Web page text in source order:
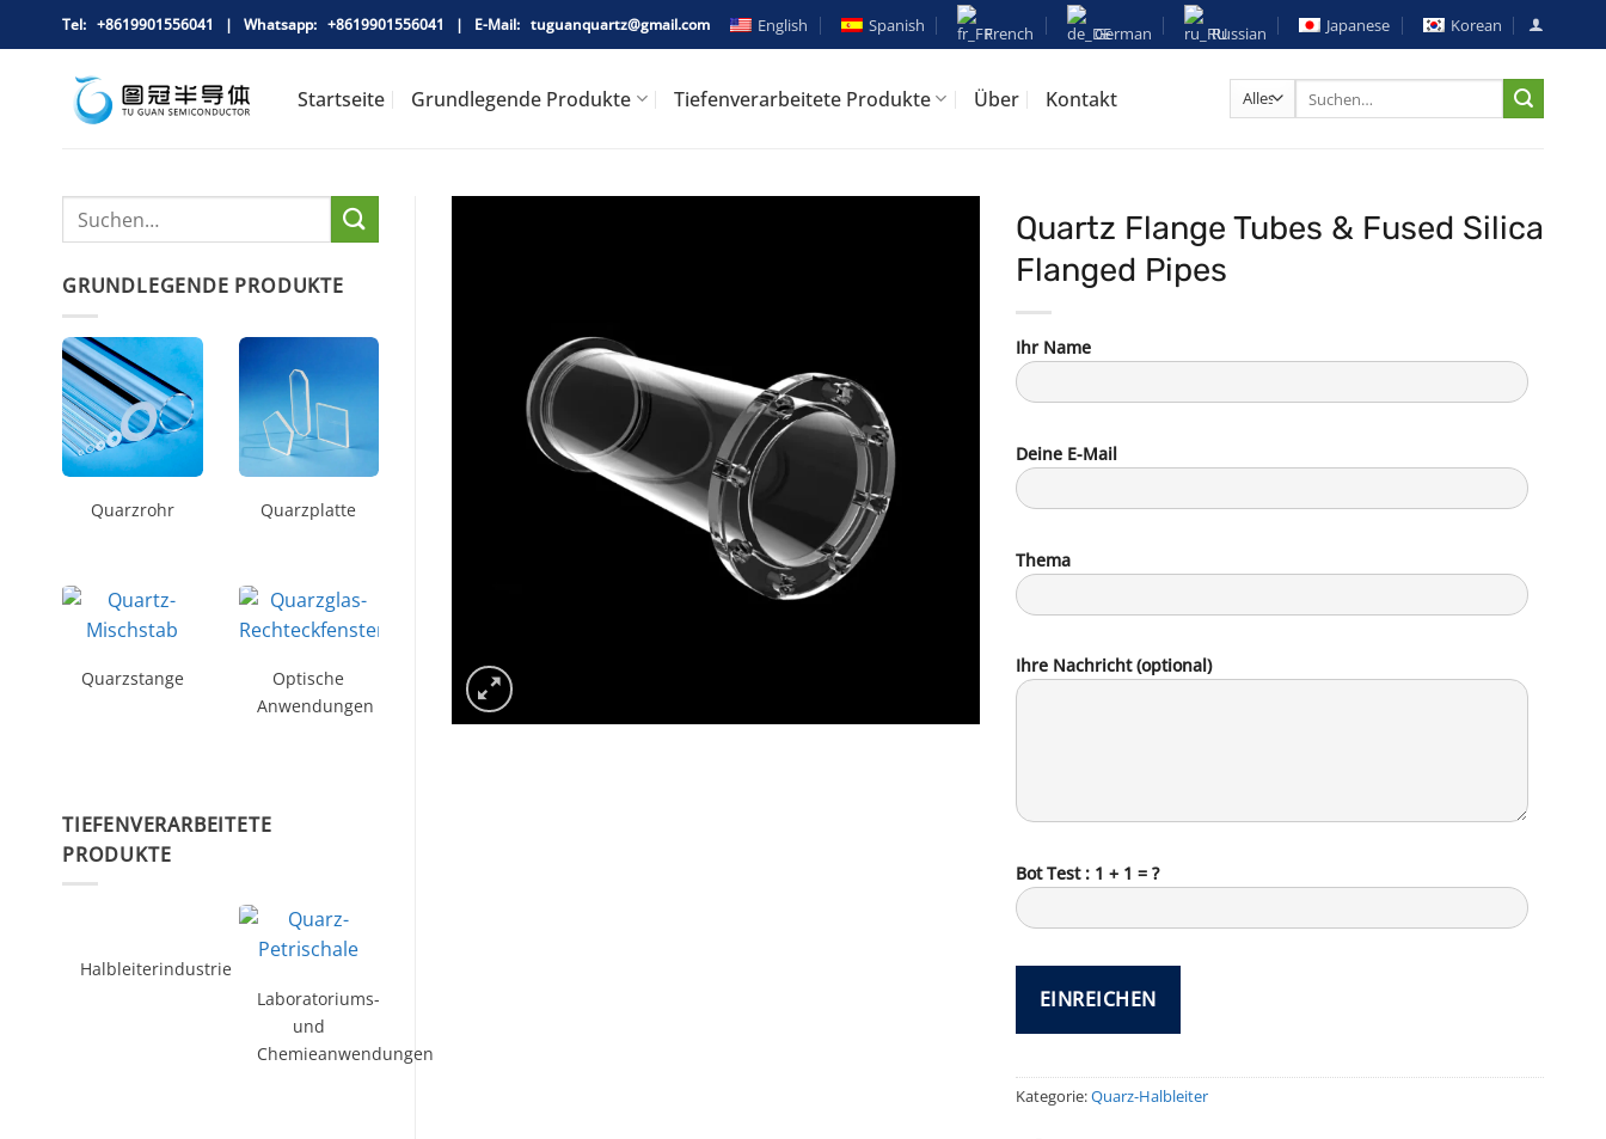
Inhalt
springen
Tel: +8619901556041 | Whatsapp: +8619901556041 | E-Mail: tuguanquartz@gmail.com English Spanish French German Russian Japanese Korean
Startseite Grundlegende Produkte Tiefenverarbeitete Produkte Über Kontakt
Suche
nach:
GRUNDLEGENDE PRODUKTE
Quarzrohr Quarzplatte
Quarzstange
Optische
Anwendungen
TIEFENVERARBEITETE
PRODUKTE
Halbleiterindustrie
Laboratoriums-
und
Chemieanwendungen
Quartz Flange Tubes & Fused Silica
Flanged Pipes
Ihr Name
Deine E-Mail
Thema
Ihre Nachricht (optional)
Bot Test : 1 + 1 = ?
Kategorie:Quarz-Halbleiter